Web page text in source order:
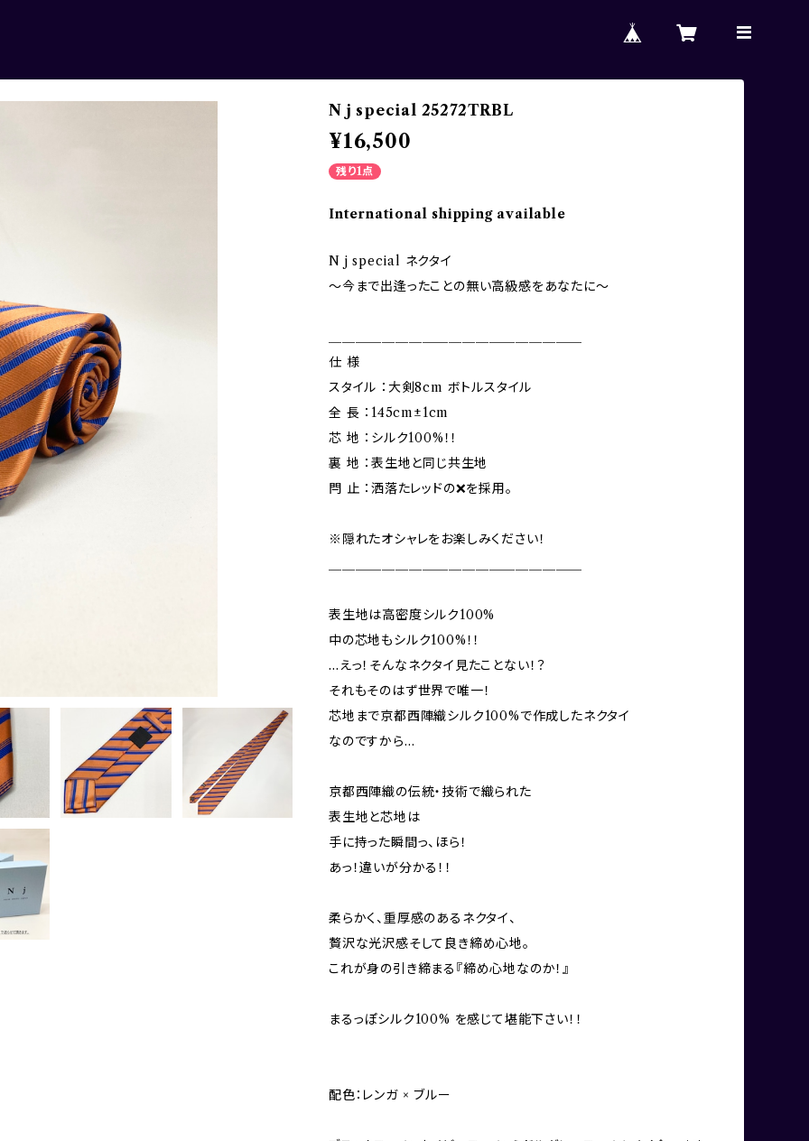
N j special 25272TRBL
¥16,500
残り1点
International shipping available
N j special ネクタイ
〜今まで出逢ったことの無い高級感をあなたに〜
仕 様
スタイル ：大剣8cm ボトルスタイル
全 長 ：145cm±1cm
芯 地 ：シルク100%！！
裏 地 ：表生地と同じ共生地
閂 止 ：洒落たレッドの❌を採用。
※隠れたオシャレをお楽しみください！
表生地は高密度シルク100%
中の芯地もシルク100%！！
…えっ！そんなネクタイ見たことない！？
それもそのはず世界で唯一！
芯地まで京都西陣織シルク100%で作成したネクタイ
なのですから…
京都西陣織の伝統・技術で織られた
表生地と芯地は
手に持った瞬間っ、ほら！
あっ！違いが分かる！！
柔らかく、重厚感のあるネクタイ、
贅沢な光沢感そして良き締め心地。
これが身の引き締まる『締め心地なのか！』
まるっぽシルク100% を感じて堪能下さい！！
配色：レンガ × ブルー